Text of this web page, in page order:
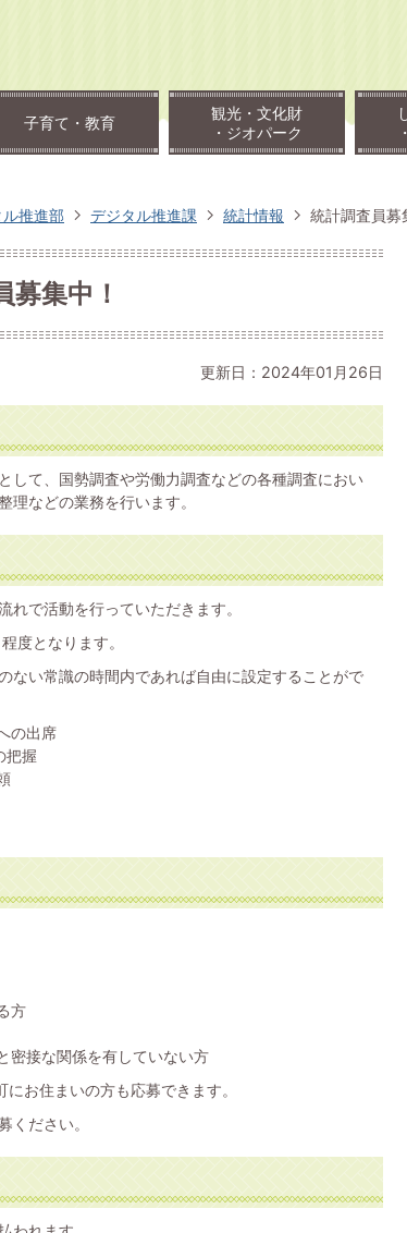
子育て・教育
観光・文化財
・ジオパーク
推進部 デジタル推進課 統計情報 統計調査員募
募集中！
更新日：2024年01月26日
して、国勢調査や労働力調査などの各種調査におい
理などの業務を行います。
で活動を行っていただきます。
度となります。
ない常識の時間内であれば自由に設定することがで
の出席
把握
方
密接な関係を有していない方
お住まいの方も応募できます。
ください。